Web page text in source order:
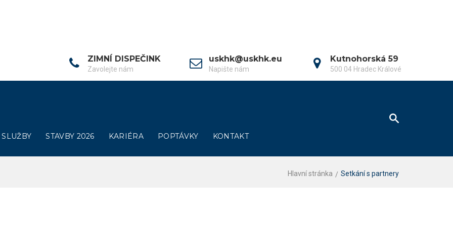
ZIMNÍ DISPEČINK
Zavolejte nám
uskhk@uskhk.eu
Napište nám
Kutnohorská 59
500 04 Hradec Králové
SLUŽBY STAVBY 2026 KARIÉRA POPTÁVKY KONTAKT
Hlavní stránka Setkání s partnery